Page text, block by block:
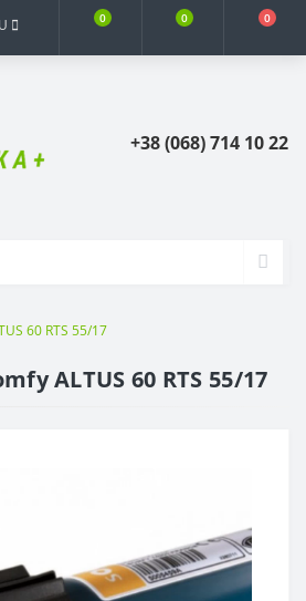
0 0 0
+38 (068) 714 10 22
60 RTS 55/17
ALTUS 60 RTS 55/17